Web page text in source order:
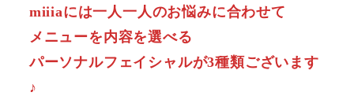
miiiaには一人一人のお悩みに合わせて
メニューを内容を選べる
パーソナルフェイシャルが3種類ございます
♪